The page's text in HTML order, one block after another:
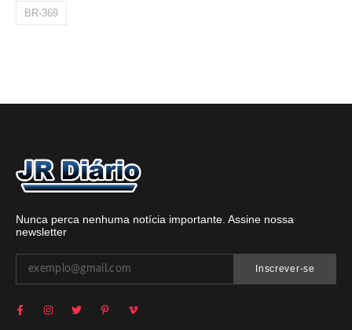
BR-369
Nunca perca nenhuma notícia importante. Assine nossa
newsletter
Inscrever-se